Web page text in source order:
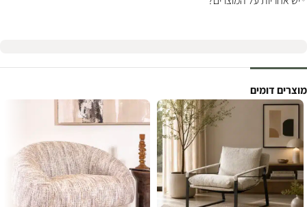
מוצרים דומים